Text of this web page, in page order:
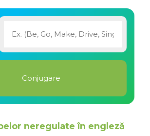
neregulate în engleză